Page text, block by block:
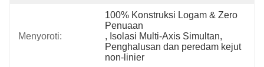
Menyoroti:
100% Konstruksi Logam & Zero
Penuaan
, Isolasi Multi-Axis Simultan,
Penghalusan dan peredam kejut
non-linier